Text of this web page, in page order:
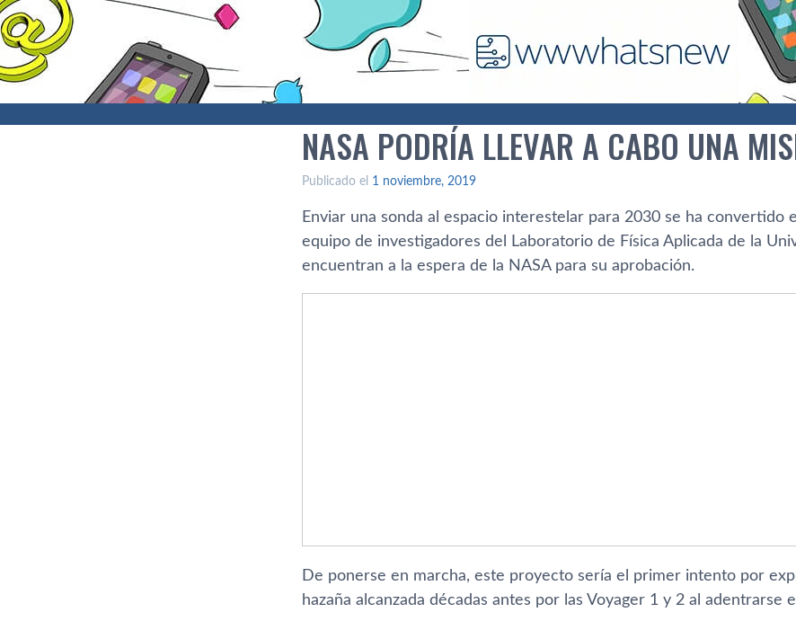
NASA PODRÍA LLEVAR A CABO UNA
Publicado el 1 noviembre, 2019
Enviar una sonda al espacio interestelar para 2030 se ha convertido
equipo de investigadores del Laboratorio de Física Aplicada de la
encuentran a la espera de la NASA para su aprobación.
De ponerse en marcha, este proyecto sería el primer intento por
hazaña alcanzada décadas antes por las Voyager 1 y 2 al adentrarse